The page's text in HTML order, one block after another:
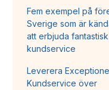
Fem exempel på
Sverige som är
att erbjuda fantastisk
kundservice
Leverera
Kundservice över